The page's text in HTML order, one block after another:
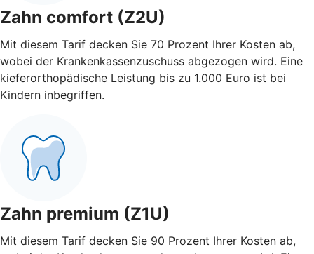
Zahn comfort (Z2U)
Mit diesem Tarif decken Sie 70 Prozent Ihrer Kosten ab,
wobei der Krankenkassenzuschuss abgezogen wird. Eine
kieferorthopädische Leistung bis zu 1.000 Euro ist bei
Kindern inbegriffen.
Zahn premium (Z1U)
Mit diesem Tarif decken Sie 90 Prozent Ihrer Kosten ab,